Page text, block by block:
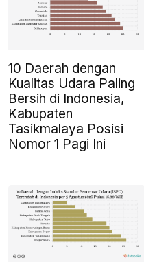
10 Daerah dengan
Kualitas Udara Paling
Bersih di Indonesia,
Kabupaten
Tasikmalaya Posisi
Nomor 1 Pagi Ini